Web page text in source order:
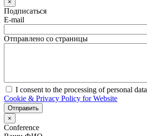
×
Подписаться
E-mail
Отправлено со страницы
I consent to the processing of personal data
Cookie & Privacy Policy for Website
×
Сonference